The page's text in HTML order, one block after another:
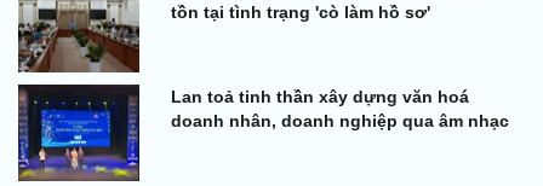
tồn tại tình trạng 'cò làm hồ sơ'
Lan toả tinh thần xây dựng văn hoá
doanh nhân, doanh nghiệp qua âm nhạc